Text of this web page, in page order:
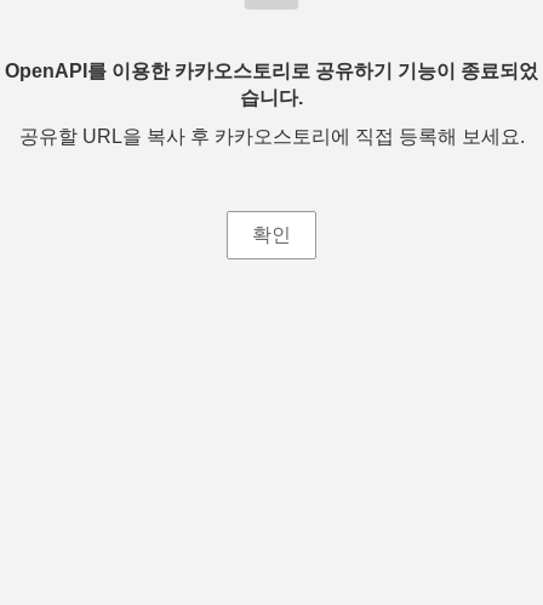
OpenAPI를 이용한 카카오스토리로 공유하기 기능이 종료되었
습니다.
공유할 URL을 복사 후 카카오스토리에 직접 등록해 보세요.
확인